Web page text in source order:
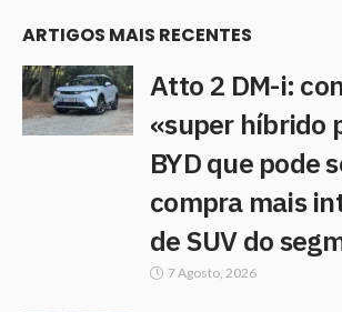
ARTIGOS MAIS RECENTES
Atto 2 DM-i:
«super híbrido
BYD que pode
compra mais
de SUV do
7 Agosto, 2026